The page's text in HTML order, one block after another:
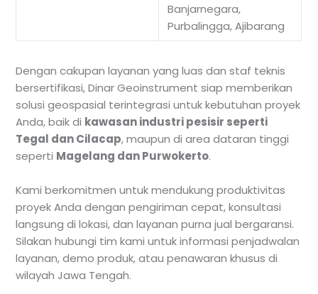
Banjarnegara,
Purbalingga, Ajibarang
Dengan cakupan layanan yang luas dan staf teknis
bersertifikasi, Dinar Geoinstrument siap memberikan
solusi geospasial terintegrasi untuk kebutuhan proyek
Anda, baik di kawasan industri pesisir seperti
Tegal dan Cilacap, maupun di area dataran tinggi
seperti Magelang dan Purwokerto.
Kami berkomitmen untuk mendukung produktivitas
proyek Anda dengan pengiriman cepat, konsultasi
langsung di lokasi, dan layanan purna jual bergaransi.
Silakan hubungi tim kami untuk informasi penjadwalan
layanan, demo produk, atau penawaran khusus di
wilayah Jawa Tengah.